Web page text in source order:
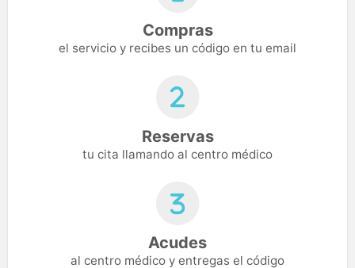
Compras
el servicio y recibes un código en tu email
Reservas
tu cita llamando al centro médico
Acudes
al centro médico y entregas el código